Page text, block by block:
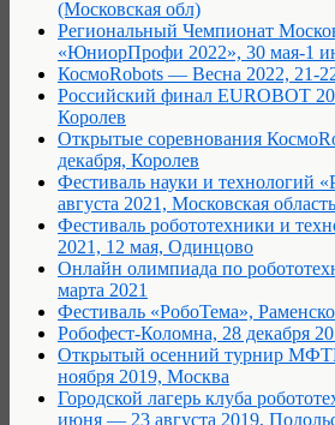
(Московская обл)
Региональный Чемпионат
«ЮниорПрофи 2022», 30 мая-1
КосмоRobots — Весна 2022, 21-
Российский финал EUROBOT
Королев
Открытые соревнования
декабря, Королев
Фестиваль науки и технологий
августа 2021, Московская область
Фестиваль робототехники и
2021, 12 мая, Одинцово
Онлайн олимпиада по
марта 2021
Фестиваль «РобоТема»,
Робофест-Коломна, 28 декабря
Открытый осенний турнир
ноября 2019, Москва
Городской лагерь клуба
июня — 23 августа 2019,